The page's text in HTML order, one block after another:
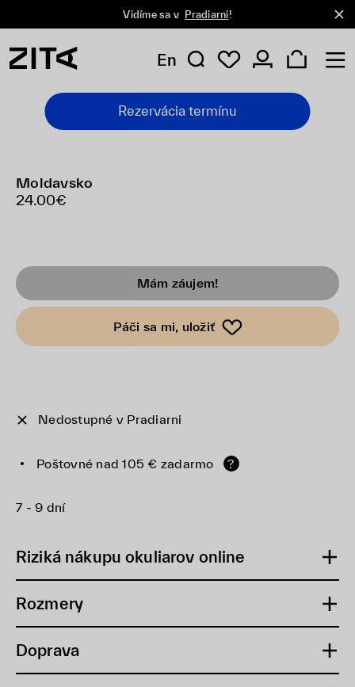
Vidíme sa v Pradiarni!
En
Rezervácia termínu
Moldavsko
24.00€
Mám záujem!
Páči sa mi, uložiť
Nedostupné v Pradiarni
Poštovné nad 105 € zadarmo ?
7 - 9 dní
Riziká nákupu okuliarov online
Rozmery
Doprava